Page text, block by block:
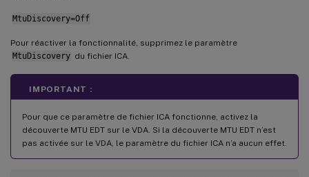
MtuDiscovery=Off
Pour réactiver la fonctionnalité, supprimez le paramètre
MtuDiscovery du fichier ICA.
IMPORTANT :
Pour que ce paramètre de fichier ICA fonctionne, activez la
découverte MTU EDT sur le VDA. Si la découverte MTU EDT n’est
pas activée sur le VDA, le paramètre du fichier ICA n’a aucun effet.